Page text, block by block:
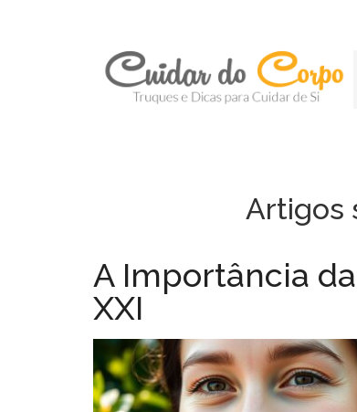
Artigos
A Importância
XXI